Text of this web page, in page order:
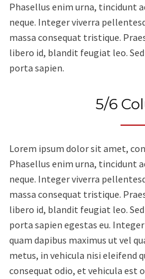
Phasellus enim urna, tincidunt
neque. Integer viverra
massa consequat tristique.
libero id, blandit feugiat leo.
porta sapien.
5/6
Lorem ipsum dolor sit amet,
Phasellus enim urna, tincidunt
neque. Integer viverra
massa consequat tristique.
libero id, blandit feugiat leo.
porta sapien egestas eu.
quam dapibus maximus ut vel
metus, in vehicula nisi eleifend
consequat odio, et vehicula est